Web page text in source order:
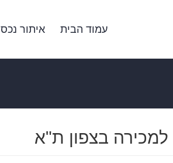
עמוד הבית איתור נכס
למכירה בצפון ת"א